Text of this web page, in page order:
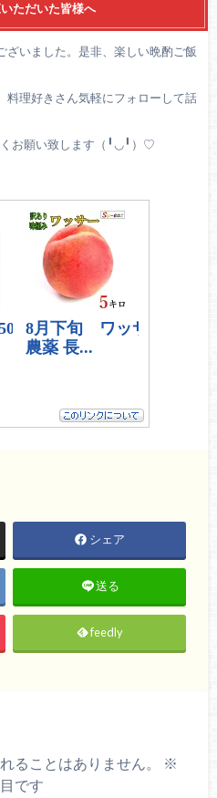
ただいた皆様へ
ざいました。是非、楽しい晩酌ご飯
料理好きさん気軽にフォローして話
くお願い致します（╹◡╹）♡
シェア
送る
feedly
ることはありません。
※
です